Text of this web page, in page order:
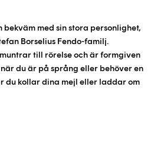
bekväm med sin stora personlighet,
Borselius Fendo-familj.
till rörelse och är formgiven
du är på språng eller behöver en
du kollar dina mejl eller laddar om